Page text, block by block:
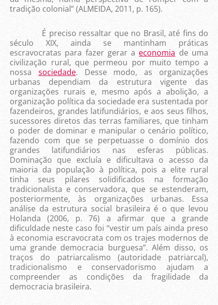
tradição colonial” (ALMEIDA, 2011, p. 165).
É preciso ressaltar que no Brasil, até fins do
século XIX, ainda se mantinham práticas
escravocratas para fazer gerar aeconomia de uma
civilização rural, que permeou por muito tempo a
nossa sociedade. Desse modo, as organizações
urbanas dependiam da estrutura vigente das
organizações rurais e, mesmo após a abolição, a
organização política da sociedade era sustentada por
fazendeiros, grandes latifundiários, e aos seus filhos,
sucessores diretos das terras familiares, que tinham
o poder de dominar e manipular o cenário político,
fazendo com que se perpetuasse o domínio dos
grandes latifundiários nas esferas públicas.
Dominação que excluía e dificultava o acesso da
maioria da população à política, pois a elite rural
tinha seus pilares solidificados na formação
tradicionalista e conservadora, que se estenderam,
posteriormente, às organizações urbanas. Essa
análise da estrutura social brasileira é o que levou
Holanda (2006, p. 76) a afirmar que a grande
dificuldade neste caso foi “vestir um país ainda preso
à economia escravocrata com os trajes modernos de
uma grande democracia burguesa”. Além disso, os
traços do patriarcalismo (autoridade patriarcal),
tradicionalismo e conservadorismo ajudam a
compreender as condições da fragilidade da
democracia brasileira.